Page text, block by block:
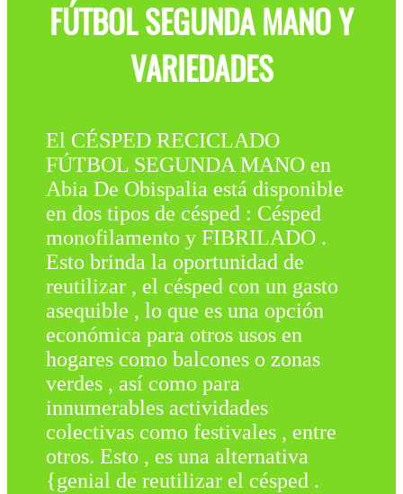
FÚTBOL SEGUNDA MANO Y
VARIEDADES
El CÉSPED RECICLADO
FÚTBOL SEGUNDA MANO en
Abia De Obispalia está disponible
en dos tipos de césped : Césped
monofilamento y FIBRILADO .
Esto brinda la oportunidad de
reutilizar , el césped con un gasto
asequible , lo que es una opción
económica para otros usos en
hogares como balcones o zonas
verdes , así como para
innumerables actividades
colectivas como festivales , entre
otros. Esto , es una alternativa
{genial de reutilizar el césped .